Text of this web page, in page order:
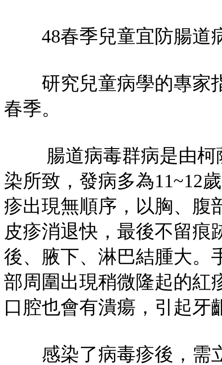
48春季兒童宜防腸道
研究兒童病學的專家
春季。
腸道病毒群病是由柯
染所致，發病多為11~12
疹出現無順序，以胸、腹
皮疹消退快，最後不留痕
後、腋下、淋巴結腫大。
部周圍出現稍微隆起的紅
口腔也會有潰瘍，引起牙
感染了病毒疹後，需